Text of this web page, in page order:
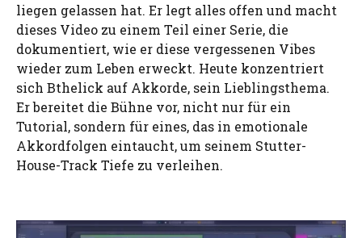
liegen gelassen hat. Er legt alles offen und macht
dieses Video zu einem Teil einer Serie, die
dokumentiert, wie er diese vergessenen Vibes
wieder zum Leben erweckt. Heute konzentriert
sich Bthelick auf Akkorde, sein Lieblingsthema.
Er bereitet die Bühne vor, nicht nur für ein
Tutorial, sondern für eines, das in emotionale
Akkordfolgen eintaucht, um seinem Stutter-
House-Track Tiefe zu verleihen.